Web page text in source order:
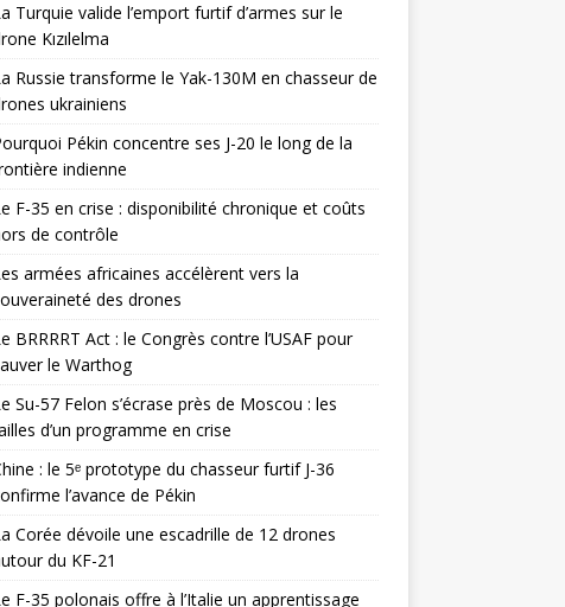
Turquie valide l’emport furtif d’armes sur le
Kızılelma
Russie transforme le Yak-130M en chasseur de
ukrainiens
Pékin concentre ses J-20 le long de la
indienne
F-35 en crise : disponibilité chronique et coûts
de contrôle
armées africaines accélèrent vers la
des drones
BRRRRT Act : le Congrès contre l’USAF pour
le Warthog
Su-57 Felon s’écrase près de Moscou : les
d’un programme en crise
: le 5ᵉ prototype du chasseur furtif J-36
l’avance de Pékin
Corée dévoile une escadrille de 12 drones
du KF-21
F-35 polonais offre à l’Italie un apprentissage